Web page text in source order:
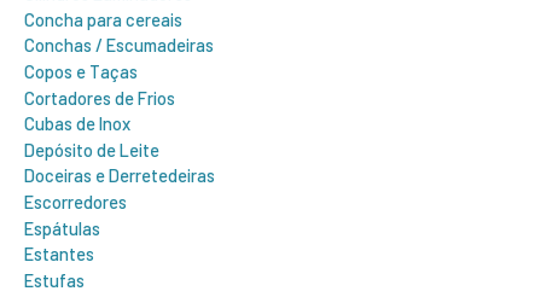
Concha para cereais
Conchas / Escumadeiras
Copos e Taças
Cortadores de Frios
Cubas de Inox
Depósito de Leite
Doceiras e Derretedeiras
Escorredores
Espátulas
Estantes
Estufas